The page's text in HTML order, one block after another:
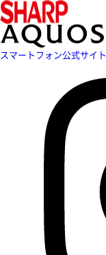
スマートフォン公式サイト